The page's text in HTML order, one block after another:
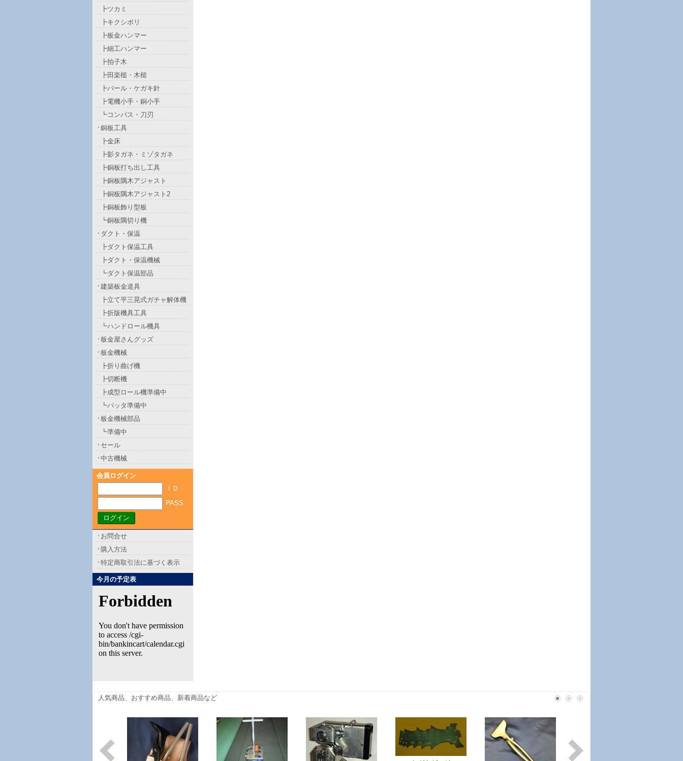
┣ツカミ
┣キクシボリ
┣板金ハンマー
┣細工ハンマー
┣拍子木
┣田楽槌・木槌
┣バール・ケガキ針
┣電機小手・銅小手
┗コンパス・刀刃
銅板工具
┣金床
┣影タガネ・ミゾタガネ
┣銅板打ち出し工具
┣銅板隅木アジャスト
┣銅板隅木アジャスト2
┣銅板飾り型板
┗銅板隅切り機
ダクト・保温
┣ダクト保温工具
┣ダクト・保温機械
┗ダクト保温部品
建築板金道具
┣立て平三晃式ガチャ解体機
┣折版機具工具
┗ハンドロール機具
板金屋さんグッズ
板金機械
┣折り曲げ機
┣切断機
┣成型ロール機準備中
┗バッタ準備中
板金機械部品
┗準備中
セール
中古機械
会員ログイン
ＩＤ
PASS
お問合せ
購入方法
特定商取引法に基づく表示
今月の予定表